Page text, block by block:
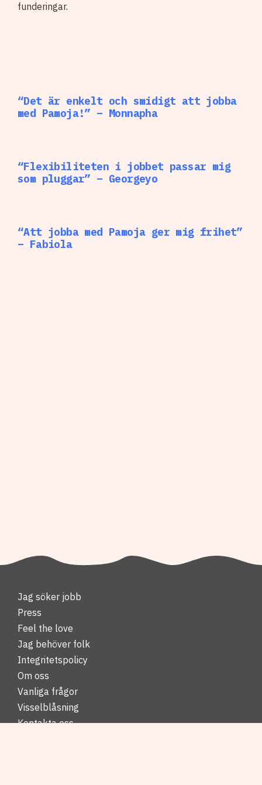
funderingar.
“Det är enkelt och smidigt att jobba
med Pamoja!” – Monnapha
“Flexibiliteten i jobbet passar mig
som pluggar” – Georgeyo
“Att jobba med Pamoja ger mig frihet”
– Fabiola
Jag söker jobb
Press
Feel the love
Jag behöver folk
Integritetspolicy
Om oss
Vanliga frågor
Visselblåsning
Kontakta oss